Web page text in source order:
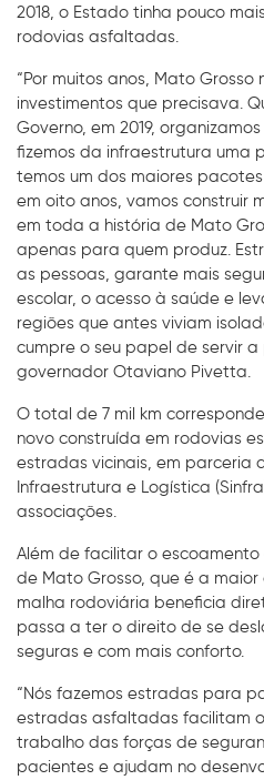
2018, o Estado tinha pouco
rodovias asfaltadas.
“Por muitos anos, Mato Grosso
investimentos que precisava.
Governo, em 2019,
fizemos da infraestrutura uma
temos um dos maiores
em oito anos, vamos construir
em toda a história de Mato
apenas para quem produz.
as pessoas, garante mais
escolar, o acesso à saúde e
regiões que antes viviam
cumpre o seu papel de servir
governador Otaviano Pivetta.
O total de 7 mil km
novo construída em rodovias
estradas vicinais, em parceria
Infraestrutura e Logística
associações.
Além de facilitar o
de Mato Grosso, que é a
malha rodoviária beneficia
passa a ter o direito de se
seguras e com mais conforto.
“Nós fazemos estradas para
estradas asfaltadas facilitam
trabalho das forças de
pacientes e ajudam no